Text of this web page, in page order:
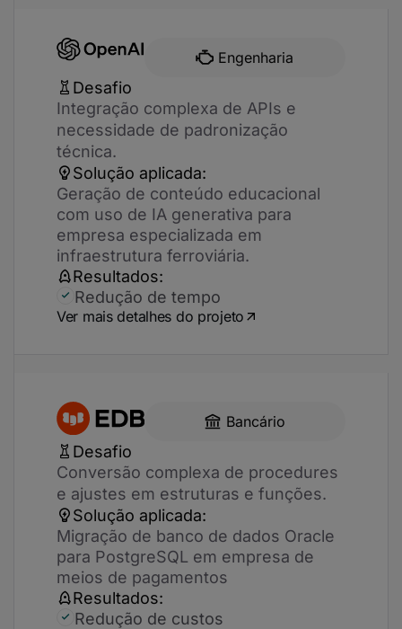
Engenharia
Desafio
Integração complexa de APIs e
necessidade de padronização
técnica.
Solução aplicada:
Geração de conteúdo educacional
com uso de IA generativa para
empresa especializada em
infraestrutura ferroviária.
Resultados:
Redução de tempo
Ver mais detalhes do projeto
Bancário
Desafio
Conversão complexa de procedures
e ajustes em estruturas e funções.
Solução aplicada:
Migração de banco de dados Oracle
para PostgreSQL em empresa de
meios de pagamentos
Resultados:
Redução de custos